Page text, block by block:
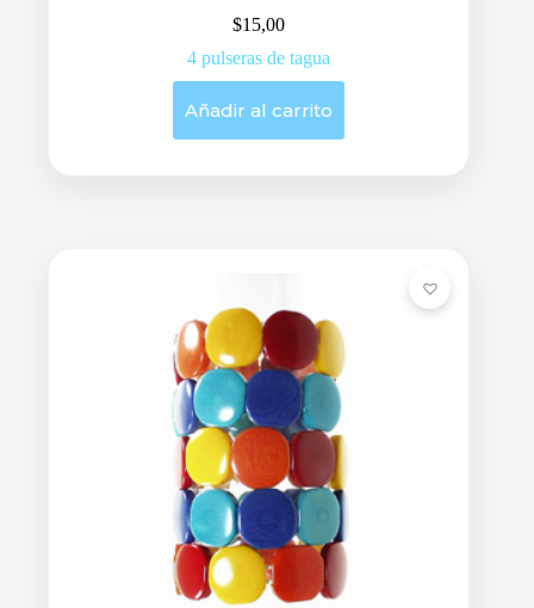
$15,00
4 pulseras de tagua
Añadir al carrito